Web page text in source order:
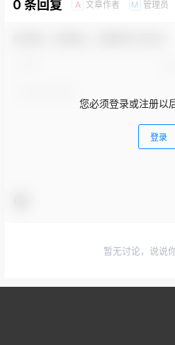
0 条回复 A 文章作者 M 管理员
您必须登录或注册以
登录
暂无讨论，说说